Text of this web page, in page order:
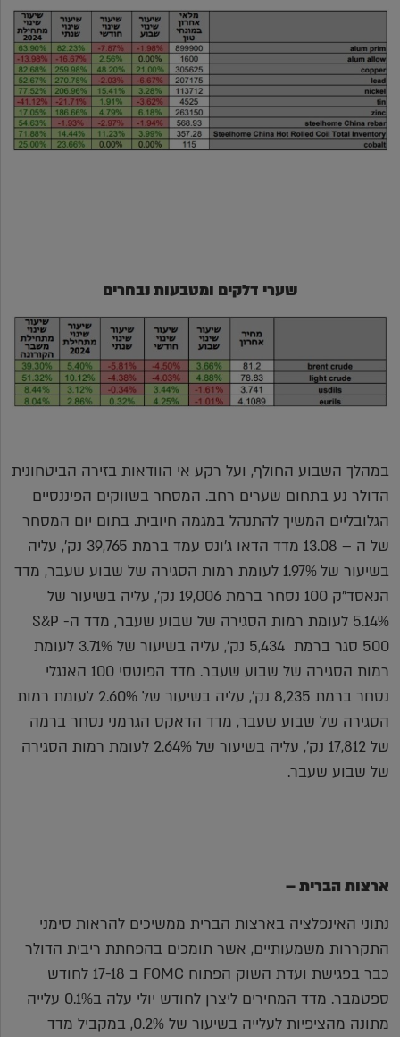
שערי דלקים ומטבעות נבחרים
במהלך השבוע החולף, ועל רקע אי הוודאות בזירה הביטחונית
הדולר נע בתחום שערים רחב. המסחר בשווקים הפיננסיים
הגלובליים המשיך להתנהל במגמה חיובית. בתום יום המסחר
של ה – 13.08 מדד הדאו ג'ונס עמד ברמת 39,765 נק', עליה
בשיעור של 1.97% לעומת רמות הסגירה של שבוע שעבר, מדד
הנאסד"ק 100 נסחר ברמת 19,006 נק', עליה בשיעור של
5.14% לעומת רמות הסגירה של שבוע שעבר, מדד ה- S&P
500 סגר ברמת 5,434 נק', עליה בשיעור של 3.71% לעומת
רמות הסגירה של שבוע שעבר. מדד הפוטסי 100 האנגלי
נסחר ברמת 8,235 נק', עליה בשיעור של 2.60% לעומת רמות
הסגירה של שבוע שעבר, מדד הדאקס הגרמני נסחר ברמה
של 17,812 נק', עליה בשיעור של 2.64% לעומת רמות הסגירה
של שבוע שעבר.
ארצות הברית –
נתוני האינפלציה בארצות הברית ממשיכים להראות סימני
התקררות משמעותיים, אשר תומכים בהפחתת ריבית הדולר
כבר בפגישת ועדת השוק הפתוח FOMC ב 17-18 לחודש
ספטמבר. מדד המחירים ליצרן לחודש יולי עלה ב0.1% עלייה
מתונה מהציפיות לעלייה בשיעור של 0.2%, במקביל מדד